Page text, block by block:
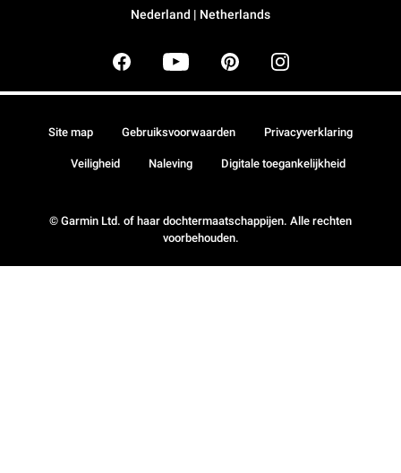
Nederland | Netherlands
© Garmin Ltd. of haar dochtermaatschappijen. Alle rechten
voorbehouden.
Site map Gebruiksvoorwaarden Privacyverklaring
Veiligheid Naleving Digitale toegankelijkheid